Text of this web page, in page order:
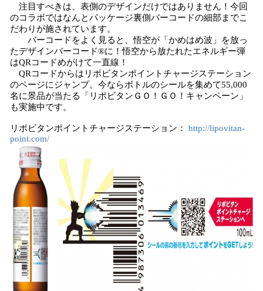
注目すべきは、表側のデザインだけではありません！今回
のコラボではなんとパッケージ裏側バーコードの細部までこ
だわりが施されています。
バーコードをよく見ると、悟空が「かめはめ波」を放っ
たデザインバーコード®に！悟空から放たれたエネルギー弾
はQRコードめがけて一直線！
QRコードからはリポビタンポイントチャージステーション
のページにジャンプ。今ならボトルのシールを集めて55,000
名に景品が当たる「リポビタンＧＯ！ＧＯ！キャンペーン」
も実施中です。
リポビタンポイントチャージステーション： http://lipovitan-
point.com/